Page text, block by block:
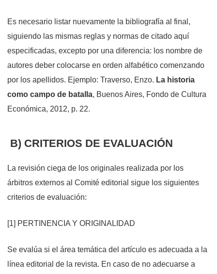
Es necesario listar nuevamente la bibliografía al final,
siguiendo las mismas reglas y normas de citado aquí
especificadas, excepto por una diferencia: los nombre de
autores deber colocarse en orden alfabético comenzando
por los apellidos. Ejemplo: Traverso, Enzo. La historia
como campo de batalla, Buenos Aires, Fondo de Cultura
Económica, 2012, p. 22.
B) CRITERIOS DE EVALUACIÓN
La revisión ciega de los originales realizada por los
árbitros externos al Comité editorial sigue los siguientes
criterios de evaluación:
[1] PERTINENCIA Y ORIGINALIDAD
Se evalúa si el área temática del artículo es adecuada a la
línea editorial de la revista. En caso de no adecuarse a